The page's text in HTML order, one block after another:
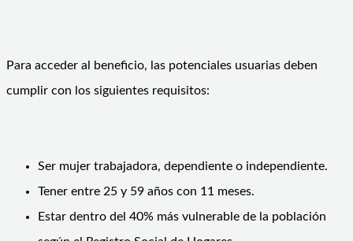
Para acceder al beneficio, las potenciales usuarias deben
cumplir con los siguientes requisitos:
Ser mujer trabajadora, dependiente o independiente.
Tener entre 25 y 59 años con 11 meses.
Estar dentro del 40% más vulnerable de la población